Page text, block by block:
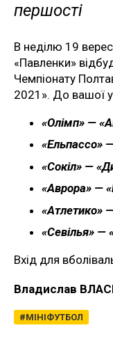
першості
В неділю 19
«Павленки»
Чемпіонату
2021». До вашої
«Олімп» —
«Ельпассо»
«Сокіл» —
«Аврора» —
«Атлетико»
«Севілья»
Вхід для
Владислав
МІНІФУТБОЛ